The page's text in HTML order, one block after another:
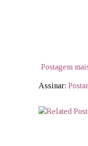
Postagem
Assinar: